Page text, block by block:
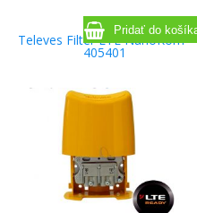
Televes Filter LTE NanoKom -
405401